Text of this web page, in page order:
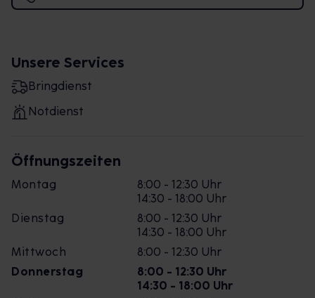
Unsere Services
Bringdienst
Notdienst
Öffnungszeiten
Montag
8:00 - 12:30 Uhr
14:30 - 18:00 Uhr
Dienstag
8:00 - 12:30 Uhr
14:30 - 18:00 Uhr
Mittwoch
8:00 - 12:30 Uhr
Donnerstag
8:00 - 12:30 Uhr
14:30 - 18:00 Uhr